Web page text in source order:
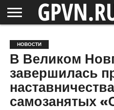
ОБЛАСТЬ
НОВОСТИ
СОСЕДЕЙ
РОССИЯ
/ МИР
СПЕЦПРОЕКТЫ
БЛОГ
СТАТЬИ
ФОТОРЕПОРТАЖИ
ИНТЕРВЬЮ
ОБЪЕКТЫ
ПОДБОРКИ
НОВОСТИ
В Великом
завершилась
самозанятых